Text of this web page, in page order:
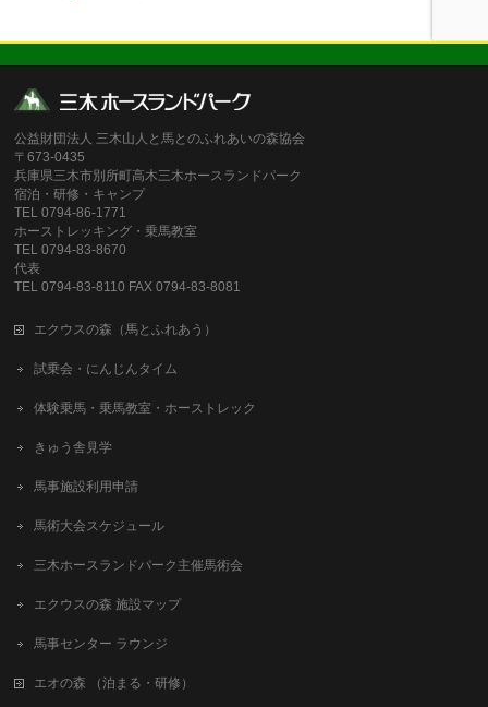
公益財団法人 三木山人と馬とのふれあいの森協会
〒673-0435
兵庫県三木市別所町高木三木ホースランドパーク
宿泊・研修・キャンプ
TEL 0794-86-1771
ホーストレッキング・乗馬教室
TEL 0794-83-8670
代表
TEL 0794-83-8110 FAX 0794-83-8081
エクウスの森（馬とふれあう）
試乗会・にんじんタイム
体験乗馬・乗馬教室・ホーストレック
きゅう舎見学
馬事施設利用申請
馬術大会スケジュール
三木ホースランドパーク主催馬術会
エクウスの森 施設マップ
馬事センター ラウンジ
エオの森 （泊まる・研修）